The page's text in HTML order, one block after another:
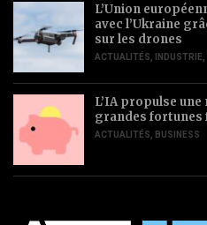
L’Union
avec l’Ukraine
sur les drones
ACTUALITÉS INDUSTRIE
L’IA propulse
grandes fortunes
ACTUALITÉS BUSINESS